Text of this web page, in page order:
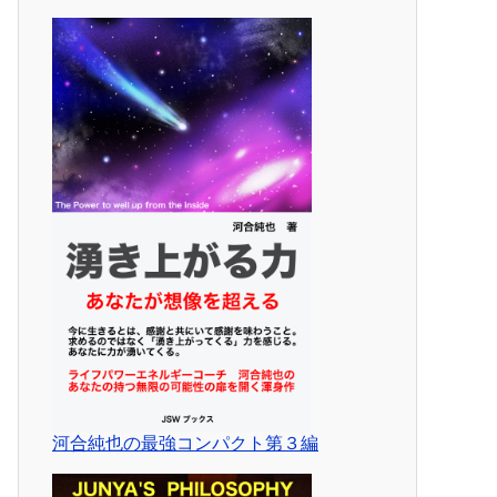
河合純也の最強コンパクト第３編